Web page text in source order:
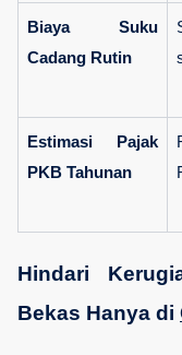
Biaya Suku
Cadang Rutin
Estimasi Pajak
PKB Tahunan
Hindari
Bekas Hanya di